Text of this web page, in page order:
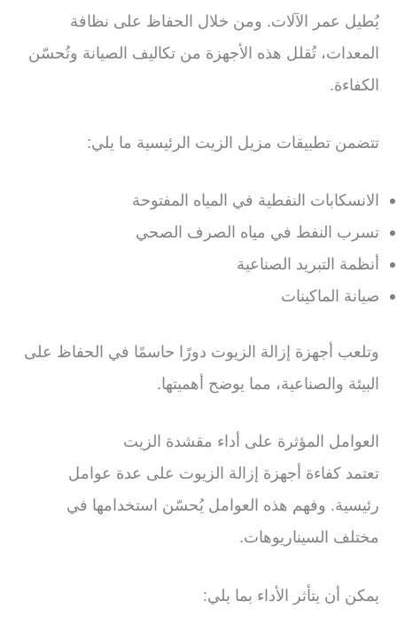
يُطيل عمر الآلات. ومن خلال الحفاظ على نظافة
المعدات، تُقلل هذه الأجهزة من تكاليف الصيانة وتُحسّن
الكفاءة.
تتضمن تطبيقات مزيل الزيت الرئيسية ما يلي:
الانسكابات النفطية في المياه المفتوحة
تسرب النفط في مياه الصرف الصحي
أنظمة التبريد الصناعية
صيانة الماكينات
وتلعب أجهزة إزالة الزيوت دورًا حاسمًا في الحفاظ على
البيئة والصناعية، مما يوضح أهميتها.
العوامل المؤثرة على أداء مقشدة الزيت
تعتمد كفاءة أجهزة إزالة الزيوت على عدة عوامل
رئيسية. وفهم هذه العوامل يُحسّن استخدامها في
مختلف السيناريوهات.
يمكن أن يتأثر الأداء بما يلي: